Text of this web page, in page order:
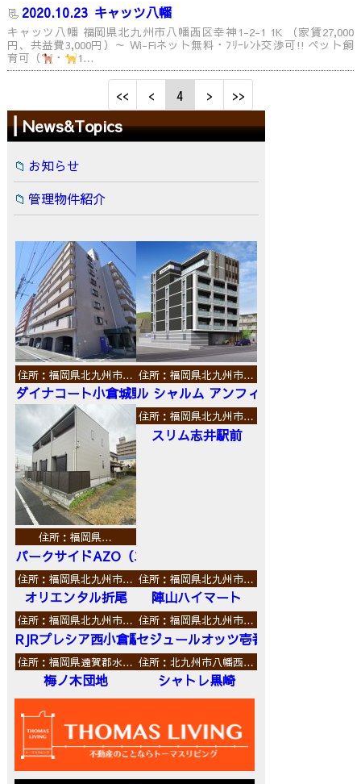
2020.10.23 キャッツ八幡
キャッツ八幡 福岡県北九州市八幡西区幸神1-2-1 1K （家賃27,000
円、共益費3,000円）～ Wi-Fiネット無料・ﾌﾘｰﾚﾝﾄ交渉可!! ペット飼
育可（
・ 1…
4
News&Topics
お知らせ
管理物件紹介
住所：福岡県北九州市…
ダイナコート小倉城野
住所：福岡県北九州市…
ル シャルム アンフィニ
住所：福岡県…
パークサイドAZO（エーゼットオー）
住所：福岡県北九州市…
スリム志井駅前
住所：福岡県北九州市…
オリエンタル折尾
住所：福岡県北九州市…
陣山ハイマート
住所：福岡県北九州市…
RJRプレシア西小倉駅前
住所：福岡県北九州市…
セジュールオッツ壱番館
住所：福岡県遠賀郡水…
梅ノ木団地
住所：北九州市八幡西…
シャトレ黒崎